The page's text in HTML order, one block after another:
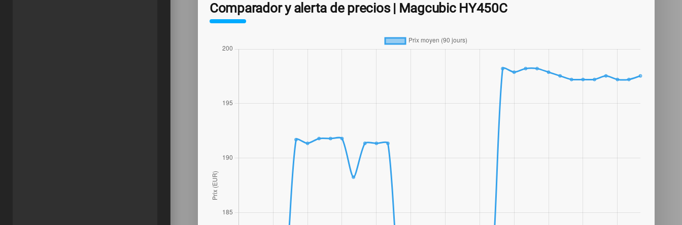
Comparador y alerta de precios | Magcubic HY450C